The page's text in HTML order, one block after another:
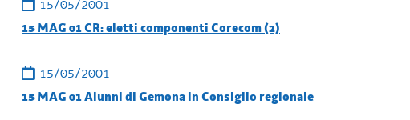
15/05/2001
15 MAG 01 CR: eletti componenti Corecom (2)
15/05/2001
15 MAG 01 Alunni di Gemona in Consiglio regionale